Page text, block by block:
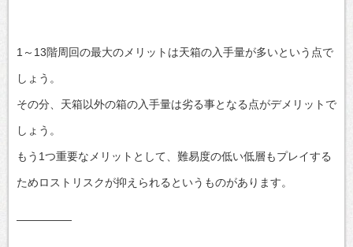
1～13階周回の最大のメリットは天箱の入手量が多いという点で
しょう。
その分、天箱以外の箱の入手量は劣る事となる点がデメリットで
しょう。
もう1つ重要なメリットとして、難易度の低い低層もプレイする
ためロストリスクが抑えられるというものがあります。
—————